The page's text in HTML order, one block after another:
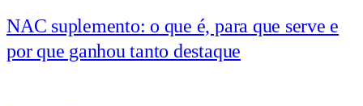
NAC suplemento: o que é, para que serve e
por que ganhou tanto destaque